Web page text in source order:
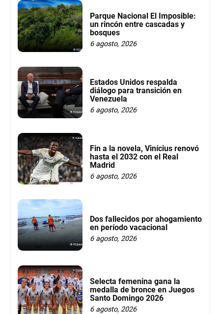
Parque Nacional El Imposible:
un rincón entre cascadas y
bosques
6 agosto, 2026
Estados Unidos respalda
diálogo para transición en
Venezuela
6 agosto, 2026
Fin a la novela, Vinícius renovó
hasta el 2032 con el Real
Madrid
6 agosto, 2026
Dos fallecidos por ahogamiento
en período vacacional
6 agosto, 2026
Selecta femenina gana la
medalla de bronce en Juegos
Santo Domingo 2026
6 agosto, 2026